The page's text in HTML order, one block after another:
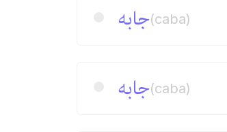
جابه(caba)
جابه(caba)